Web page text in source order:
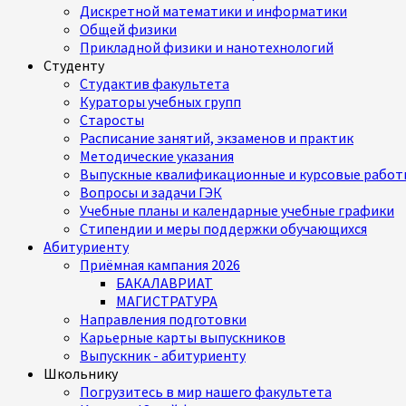
Дискретной математики и информатики
Общей физики
Прикладной физики и нанотехнологий
Студенту
Студактив факультета
Кураторы учебных групп
Старосты
Расписание занятий, экзаменов и практик
Методические указания
Выпускные квалификационные и курсовые
Вопросы и задачи ГЭК
Учебные планы и календарные учебные графики
Стипендии и меры поддержки обучающихся
Абитуриенту
Приёмная кампания 2026
БАКАЛАВРИАТ
МАГИСТРАТУРА
Направления подготовки
Карьерные карты выпускников
Выпускник - абитуриенту
Школьнику
Погрузитесь в мир нашего факультета